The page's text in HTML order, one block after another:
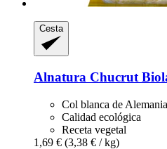
Cesta
Alnatura Chucrut
Col blanca de Alemania
Calidad ecológica
Receta vegetal
1,69 € (3,38 € / kg)